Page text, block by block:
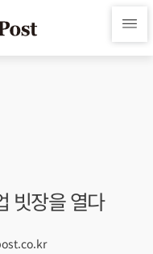
빗장을 열다